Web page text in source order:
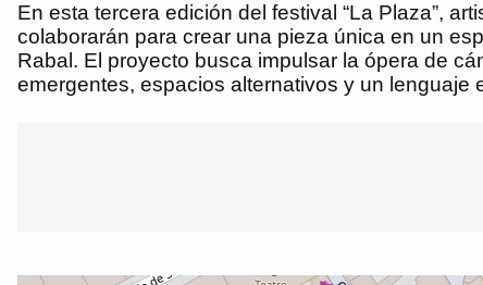
En esta tercera edición del festival “La Plaza”,
colaborarán para crear una pieza única en un
Rabal. El proyecto busca impulsar la ópera de
emergentes, espacios alternativos y un